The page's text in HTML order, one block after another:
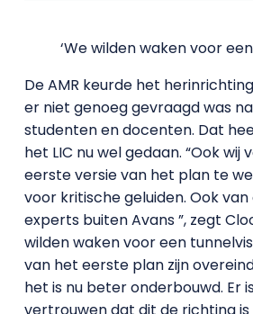
‘We wilden waken voor
De AMR keurde het
er niet genoeg gevraagd was
studenten en docenten. Dat
het LIC nu wel gedaan. “Ook wij
eerste versie van het plan te
voor kritische geluiden. Ook
experts buiten Avans ”, zegt
wilden waken voor een
van het eerste plan zijn
het is nu beter onderbouwd. Er